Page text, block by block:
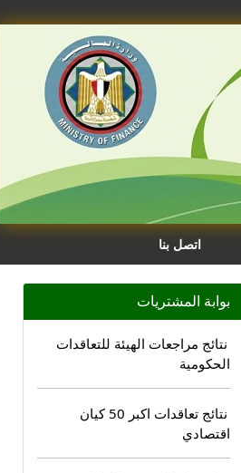
اتصل بنا
بوابة المشتريات
نتائج مراجعات الهيئة للتعاقدات
الحكومية
نتائج تعاقدات اكبر 50 كيان
اقتصادي